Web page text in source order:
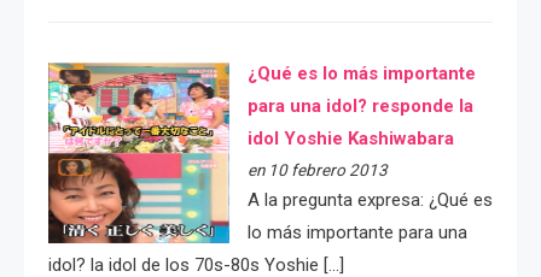
¿Qué es lo más importante
para una idol? responde la
idol Yoshie Kashiwabara
en 10 febrero 2013
A la pregunta expresa: ¿Qué es
lo más importante para una
idol? la idol de los 70s-80s Yoshie […]